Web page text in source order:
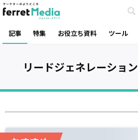
記事 特集 お役立ち資料 ツール
リードジェネレーション